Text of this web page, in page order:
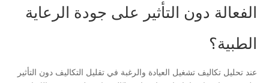
الفعالة دون التأثير على جودة الرعاية
الطبية؟
عند تحليل تكاليف تشغيل العيادة والرغبة في تقليل التكاليف دون التأثير